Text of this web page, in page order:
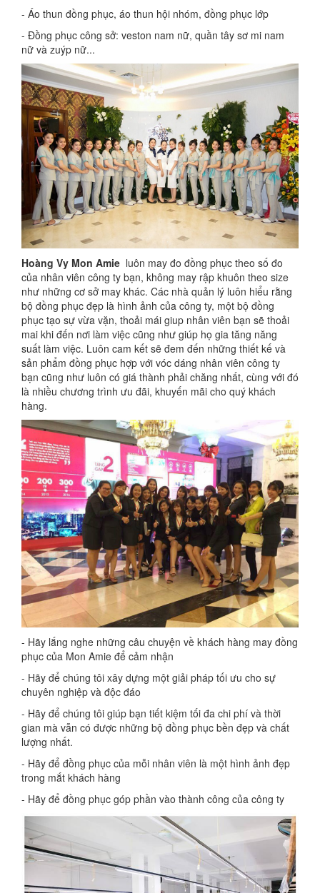
- Áo thun đồng phục, áo thun hội nhóm, đồng phục lớp
- Đồng phục công sở: veston nam nữ, quần tây sơ mi nam
nữ và zuýp nữ...
Hoàng Vy Mon Amie luôn may đo đồng phục theo số đo
của nhân viên công ty bạn, không may rập khuôn theo size
như những cơ sở may khác. Các nhà quản lý luôn hiểu rằng
bộ đồng phục đẹp là hình ảnh của công ty, một bộ đồng
phục tạo sự vừa vặn, thoải mái giup nhân viên bạn sẽ thoải
mai khi đến nơi làm việc cũng như giúp họ gia tăng năng
suất làm việc. Luôn cam kết sẽ đem đến những thiết kế và
sản phẩm đồng phục hợp với vóc dáng nhân viên công ty
bạn cũng như luôn có giá thành phải chăng nhất, cùng với đó
là nhiều chương trình ưu đãi, khuyến mãi cho quý khách
hàng.
- Hãy lắng nghe những câu chuyện về khách hàng may đồng
phục của Mon Amie để cảm nhận
- Hãy để chúng tôi xây dựng một giải pháp tối ưu cho sự
chuyên nghiệp và độc đáo
- Hãy để chúng tôi giúp bạn tiết kiệm tối đa chi phí và thời
gian mà vẫn có được những bộ đồng phục bền đẹp và chất
lượng nhất.
- Hãy để đồng phục của mỗi nhân viên là một hình ảnh đẹp
trong mắt khách hàng
- Hãy để đồng phục góp phần vào thành công của công ty